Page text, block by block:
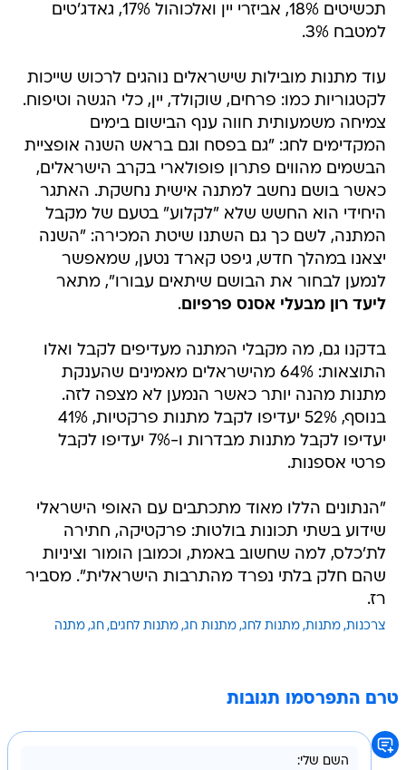
תכשיטים 18%, אביזרי יין ואלכוהול 17%, גאדג'טים
למטבח 3%.
עוד מתנות מובילות שישראלים נוהגים לרכוש שייכות
לקטגוריות כמו: פרחים, שוקולד, יין, כלי הגשה וטיפוח.
צמיחה משמעותית חווה ענף הבישום בימים
המקדימים לחג: "גם בפסח וגם בראש השנה אופציית
הבשמים מהווים פתרון פופולארי בקרב הישראלים,
כאשר בושם נחשב למתנה אישית נחשקת. האתגר
היחידי הוא החשש שלא "לקלוע" בטעם של מקבל
המתנה, לשם כך גם השתנו שיטת המכירה: "השנה
יצאנו במהלך חדש, גיפט קארד נטען, שמאפשר
לנמען לבחור את הבושם שיתאים עבורו", מתאר
ליעד רון מבעלי אסנס פרפיום.
בדקנו גם, מה מקבלי המתנה מעדיפים לקבל ואלו
התוצאות: 64% מהישראלים מאמינים שהענקת
מתנות מהנה יותר כאשר הנמען לא מצפה לזה.
בנוסף, 52% יעדיפו לקבל מתנות פרקטיות, 41%
יעדיפו לקבל מתנות מבדרות ו-7% יעדיפו לקבל
פרטי אספנות.
"הנתונים הללו מאוד מתכתבים עם האופי הישראלי
שידוע בשתי תכונות בולטות: פרקטיקה, חתירה
לת'כלס, למה שחשוב באמת, וכמובן הומור וציניות
שהם חלק בלתי נפרד מהתרבות הישראלית". מסביר
רז.
צרכנות מתנות מתנות לחג מתנות חג מתנות לחגים חג מתנה
טרם התפרסמו תגובות